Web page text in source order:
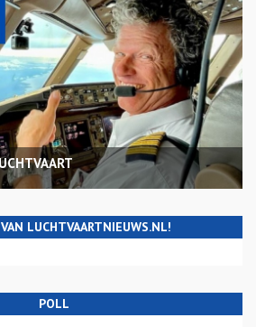
LUCHTVAARTNIEUWS.NL!
POLL